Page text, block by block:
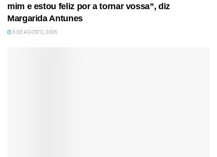
mim e estou feliz por a tornar vossa”, diz
Margarida Antunes
5 DE AGOSTO, 2026